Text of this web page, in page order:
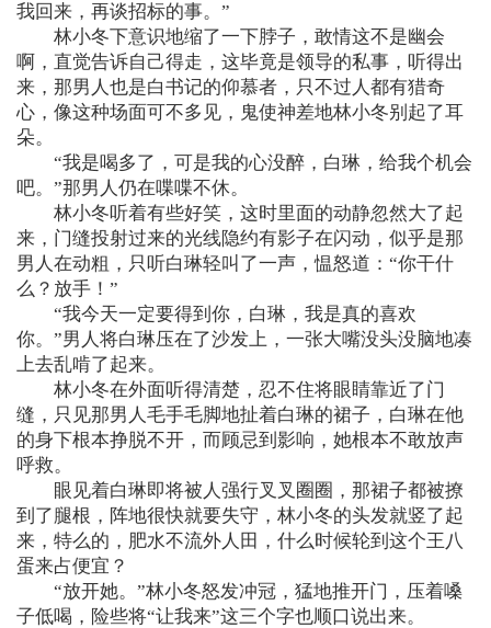
我回来，再谈招标的事。”
林小冬下意识地缩了一下脖子，敢情这不是幽会
啊，直觉告诉自己得走，这毕竟是领导的私事，听得出
来，那男人也是白书记的仰慕者，只不过人都有猎奇
心，像这种场面可不多见，鬼使神差地林小冬别起了耳
朵。
“我是喝多了，可是我的心没醉，白琳，给我个机会
吧。”那男人仍在喋喋不休。
林小冬听着有些好笑，这时里面的动静忽然大了起
来，门缝投射过来的光线隐约有影子在闪动，似乎是那
男人在动粗，只听白琳轻叫了一声，愠怒道：“你干什
么？放手！”
“我今天一定要得到你，白琳，我是真的喜欢
你。”男人将白琳压在了沙发上，一张大嘴没头没脑地凑
上去乱啃了起来。
林小冬在外面听得清楚，忍不住将眼睛靠近了门
缝，只见那男人毛手毛脚地扯着白琳的裙子，白琳在他
的身下根本挣脱不开，而顾忌到影响，她根本不敢放声
呼救。
眼见着白琳即将被人强行叉叉圈圈，那裙子都被撩
到了腿根，阵地很快就要失守，林小冬的头发就竖了起
来，特么的，肥水不流外人田，什么时候轮到这个王八
蛋来占便宜？
“放开她。”林小冬怒发冲冠，猛地推开门，压着嗓
子低喝，险些将“让我来”这三个字也顺口说出来。